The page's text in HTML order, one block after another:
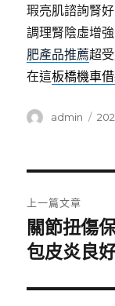
瑕亮肌諮詢腎
調理腎陰虛增
肥產品推薦超
在這板橋機車
作
admin
發
章
導
覽
上一篇文章
上
一
文
關節扭傷
包皮炎良